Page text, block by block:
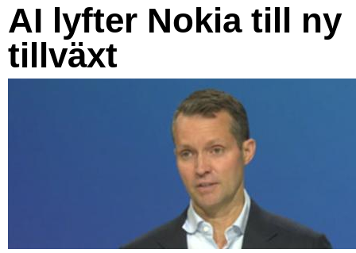
AI lyfter Nokia till ny
tillväxt